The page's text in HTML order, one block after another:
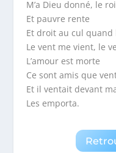
M’a Dieu donné, le
Et pauvre rente
Et droit au cul quand
Le vent me vient, le
L’amour est morte
Ce sont amis que
Et il ventait devant
Les emporta.